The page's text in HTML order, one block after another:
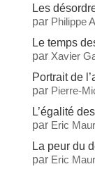
Les
par Philippe
Le temps
par Xavier
Portrait de
par Pierre-
L’égalité
par Eric
La peur du
par Eric